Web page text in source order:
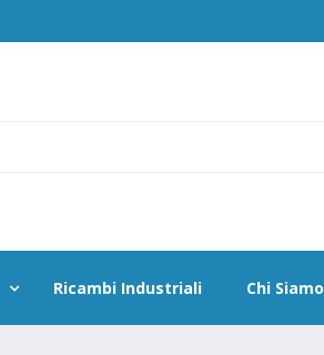
Ricambi Industriali Chi Siamo